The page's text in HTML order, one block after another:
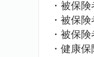
・被保
・被保
・被保
・健康